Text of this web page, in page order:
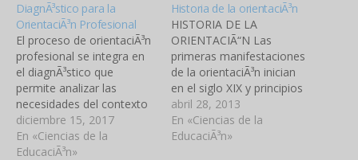
DiagnÃ³stico para la
OrientaciÃ³n Profesional
El proceso de orientaciÃ³n
profesional se integra en
el diagnÃ³stico que
permite analizar las
necesidades del contexto
y conocer a los sujetos
orientados para obtener
informaciÃ³n sobre
diciembre 15, 2017
En «Ciencias de la
EducaciÃ³n»
Historia de la orientaciÃ³n
HISTORIA DE LA
ORIENTACIÃ“N Las
primeras manifestaciones
de la orientaciÃ³n inician
en el siglo XIX y principios
del Siglo XX. Aparecen
estas manifestaciones con
el interÃ©s de ofrecer
abril 28, 2013
En «Ciencias de la
EducaciÃ³n»